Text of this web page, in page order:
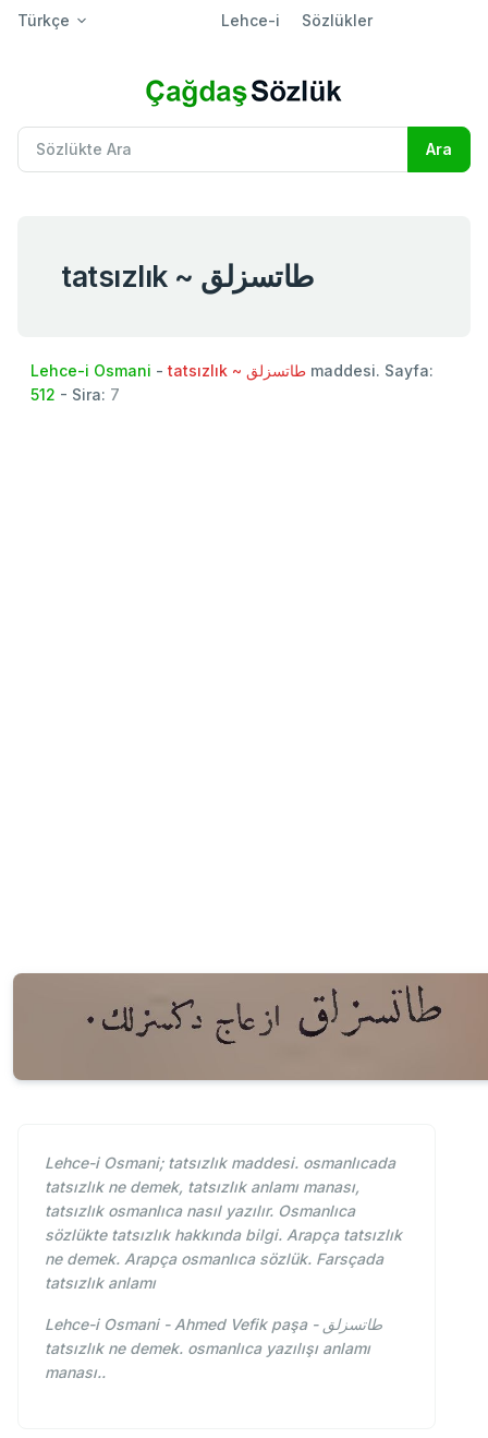
Türkçe Lehce-i Sözlükler
tatsızlık ~ طاتسزلق
Lehce-i Osmani - tatsızlık ~ طاتسزلق maddesi. Sayfa:
512 - Sira: 7
Lehce-i Osmani; tatsızlık maddesi. osmanlıcada
tatsızlık ne demek, tatsızlık anlamı manası,
tatsızlık osmanlıca nasıl yazılır. Osmanlıca
sözlükte tatsızlık hakkında bilgi. Arapça tatsızlık
ne demek. Arapça osmanlıca sözlük. Farsçada
tatsızlık anlamı
Lehce-i Osmani - Ahmed Vefik paşa - طاتسزلق
tatsızlık ne demek. osmanlıca yazılışı anlamı
manası..